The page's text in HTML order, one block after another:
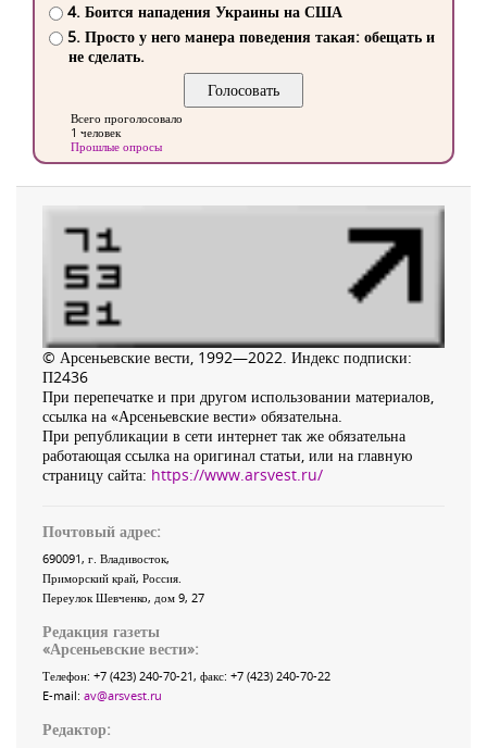
4. Боится нападения Украины на США
5. Просто у него манера поведения такая: обещать и
не сделать.
Всего проголосовало
1 человек
Прошлые опросы
© Арсеньевские вести, 1992—2022. Индекс подписки:
П2436
При перепечатке и при другом использовании материалов,
ссылка на «Арсеньевские вести» обязательна.
При републикации в сети интернет так же обязательна
работающая ссылка на оригинал статьи, или на главную
страницу сайта: https://www.arsvest.ru/
Почтовый адрес:
690091, г. Владивосток,
Приморский край, Россия
Переулок Шевченко, дом 9, 27
Редакция газеты
«Арсеньевские вести»:
Телефон: +7 (423) 240-70-21, факс: +7 (423) 240-70-22
E-mail: av@arsvest.ru
Редактор: